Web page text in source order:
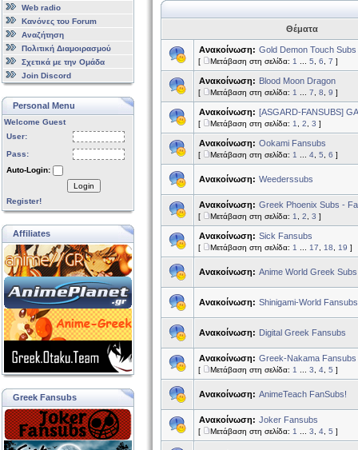
Web radio
Κανόνες του Forum
Αναζήτηση
Πολιτική Διαμοιρασμού
Σχετικά με την Ομάδα
Join Discord
Personal Menu
Welcome Guest
User:
Pass:
Auto-Login:
Login
Register!
Affiliates
Greek Fansubs
Θέματα
Ανακοίνωση: Gold Demon Touch
[ Μετάβαση στη σελίδα: 1 5 6 7 ]
Ανακοίνωση: Blood Moon Dragon
[ Μετάβαση στη σελίδα: 1 7 8 9 ]
Ανακοίνωση: [ASGARD-FANSUBS]
[ Μετάβαση στη σελίδα: 1 2 3 ]
Ανακοίνωση: Ookami Fansubs
[ Μετάβαση στη σελίδα: 1 4 5 6 ]
Ανακοίνωση: Weederssubs
Ανακοίνωση: Greek Phoenix Subs -
[ Μετάβαση στη σελίδα: 1 2 3 ]
Ανακοίνωση: Sick Fansubs
[ Μετάβαση στη σελίδα: 1 17 18 19 ]
Ανακοίνωση: Anime World Greek
Ανακοίνωση: Shinigami-World Fansubs
Ανακοίνωση: Digital Greek Fansubs
Ανακοίνωση: Greek-Nakama Fansubs
[ Μετάβαση στη σελίδα: 1 3 4 5 ]
Ανακοίνωση: AnimeTeach FanSubs!
Ανακοίνωση: Joker Fansubs
[ Μετάβαση στη σελίδα: 1 3 4 5 ]